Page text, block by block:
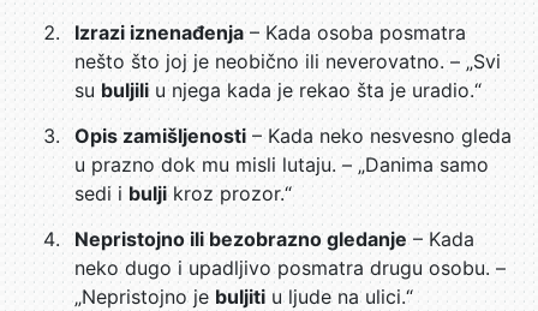
Izrazi iznenađenja– Kada osoba posmatra
nešto što joj je neobično ili neverovatno. – „Svi
su buljiliu njega kada je rekao šta je uradio.“
Opis zamišljenosti – Kada neko nesvesno gleda
u prazno dok mu misli lutaju. – „Danima samo
sedi i buljikroz prozor.“
Nepristojno ili bezobrazno gledanje– Kada
neko dugo i upadljivo posmatra drugu osobu. –
„Nepristojno je buljiti u ljude na ulici.“